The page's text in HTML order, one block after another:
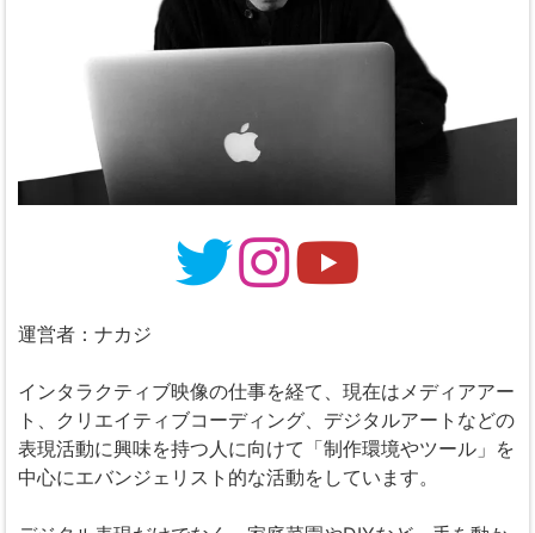
運営者：ナカジ
インタラクティブ映像の仕事を経て、現在はメディアアー
ト、クリエイティブコーディング、デジタルアートなどの
表現活動に興味を持つ人に向けて「制作環境やツール」を
中心にエバンジェリスト的な活動をしています。